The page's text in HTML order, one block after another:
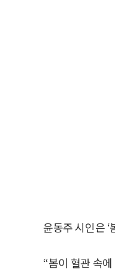
윤동주 시인은
“봄이 혈관 속